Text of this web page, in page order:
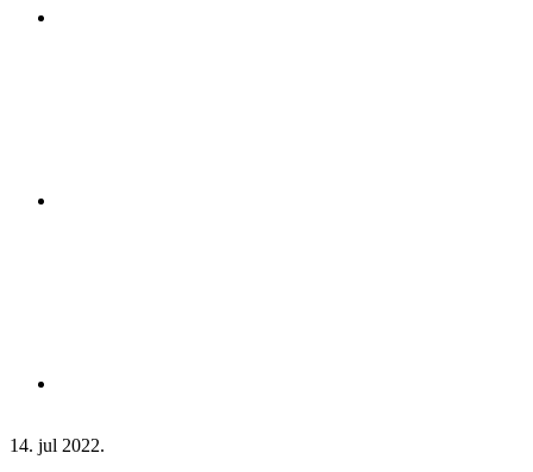
14. jul 2022.